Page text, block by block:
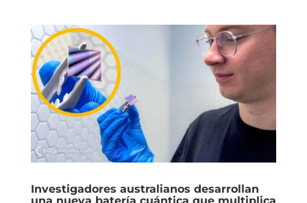
Investigadores australianos desarrollan